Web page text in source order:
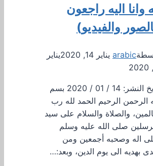
وانا اليه راجعون
والفيديو)
arabic يناير 14, 2020
يناير
تاريخ النشر: 14 / 01 / 2020 بسم
الرحمن الرحيم الحمد لله رب
والصلاة والسلام على سيد
صلى الله عليه وسلم
اله وصحبه أجمعين ومن
بهديه الى يوم الدين، وبعد:…